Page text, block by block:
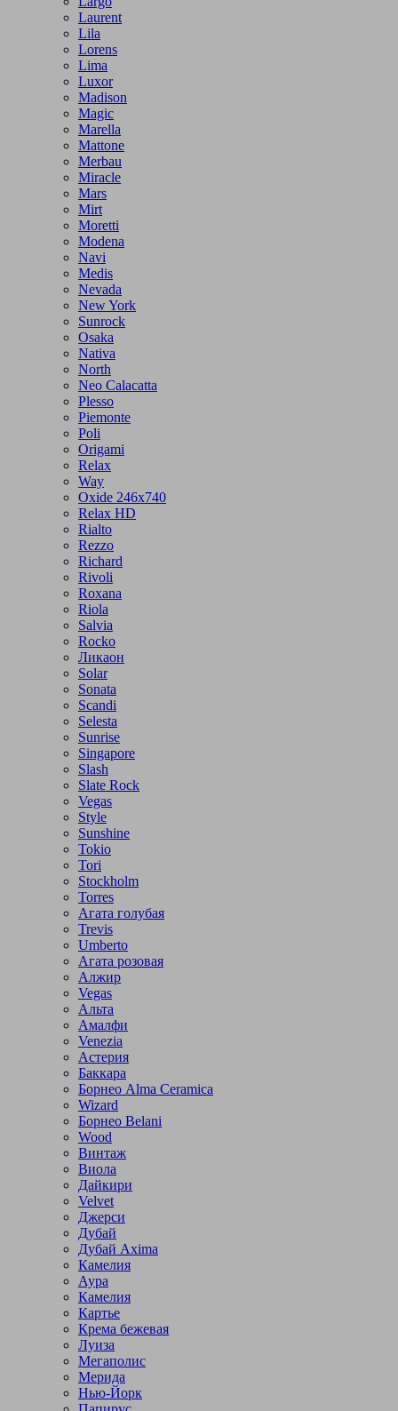
Laurent
Lila
Lorens
Lima
Luxor
Madison
Magic
Marella
Mattone
Merbau
Miracle
Mars
Mirt
Moretti
Modena
Navi
Medis
Nevada
New York
Sunrock
Osaka
Nativa
North
Neo Calacatta
Plesso
Piemonte
Poli
Origami
Relax
Way
Oxide 246x740
Relax HD
Rialto
Rezzo
Richard
Rivoli
Roxana
Riola
Salvia
Rocko
Ликаон
Solar
Sonata
Scandi
Selesta
Sunrise
Singapore
Slash
Slate Rock
Vegas
Style
Sunshine
Tokio
Tori
Stockholm
Torres
Агата голубая
Trevis
Umberto
Агата розовая
Алжир
Vegas
Альта
Амалфи
Venezia
Астерия
Баккара
Борнео Alma Ceramica
Wizard
Борнео Belani
Wood
Винтаж
Виола
Дайкири
Velvet
Джерси
Дубай
Дубай Axima
Камелия
Аура
Камелия
Картье
Крема бежевая
Луиза
Мегаполис
Мерида
Нью-Йорк